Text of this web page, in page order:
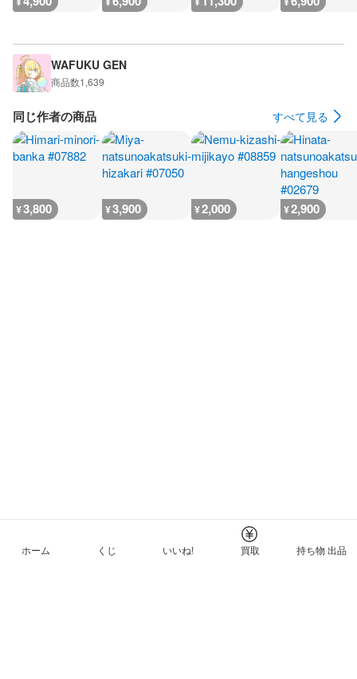
WAFUKU GEN
商品数1,639
同じ作者の商品 すべて見る
¥3,800 ¥3,900 ¥2,000 ¥2,900
ホーム くじ いいね! 買取 持ち物 出品